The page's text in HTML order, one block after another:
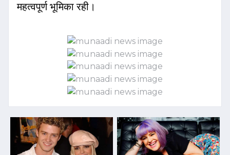
महत्वपूर्ण भूमिका रही।